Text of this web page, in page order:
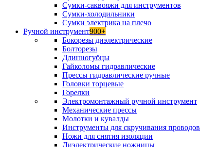
Сумки-саквояжи для инструментов
Сумки-холодильники
Сумки электрика на плечо
Ручной инструмент900+
Бокорезы диэлектрические
Болторезы
Длинногубцы
Гайколомы гидравлические
Прессы гидравлические ручные
Головки торцевые
Горелки
Электромонтажный ручной инструмент
Механические прессы
Молотки и кувалды
Инструменты для скручивания проводов
Ножи для снятия изоляции
Диэлектрические ножницы